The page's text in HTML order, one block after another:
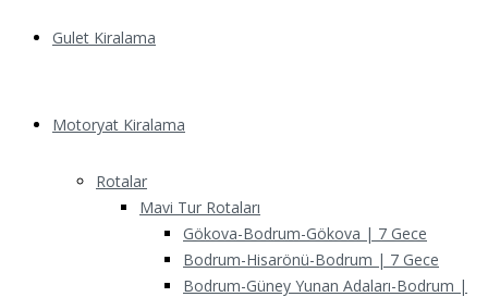
Gulet Kiralama
Motoryat Kiralama
Rotalar
Mavi Tur Rotaları
Gökova-Bodrum-Gökova | 7 Gece
Bodrum-Hisarönü-Bodrum | 7 Gece
Bodrum-Güney Yunan Adaları-Bodrum |